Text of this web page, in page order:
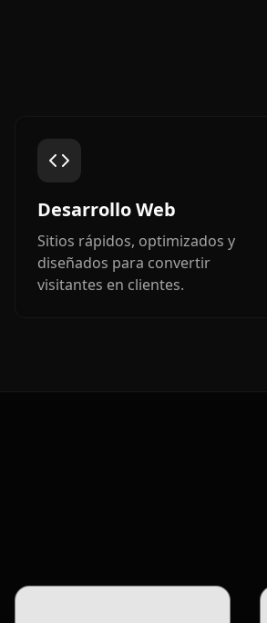
Desarrollo Web
Sitios rápidos, optimizados y
diseñados para convertir
visitantes en clientes.